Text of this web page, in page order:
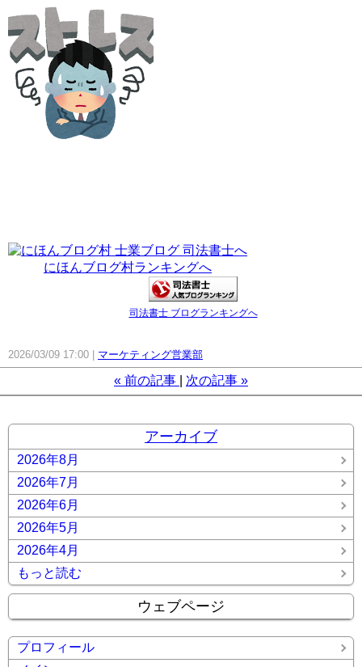
にほんブログ村ランキングへ
司法書士 ブログランキングへ
2026/03/09 17:00 マーケティング営業部
« 前の記事 次の記事 »
アーカイブ
2026年8月
2026年7月
2026年6月
2026年5月
2026年4月
もっと読む
ウェブページ
プロフィール